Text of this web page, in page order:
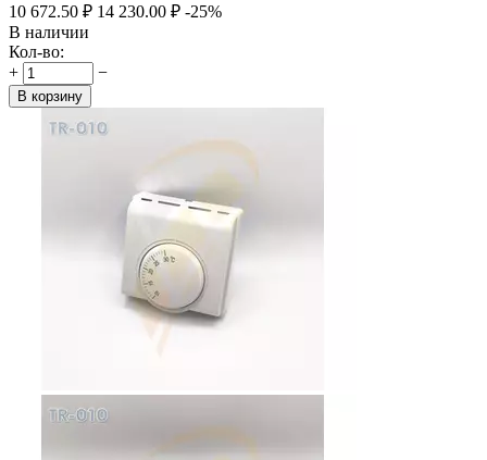
10 672.50 ₽ 14 230.00 ₽ -25%
В наличии
Кол-во:
+
−
В корзину